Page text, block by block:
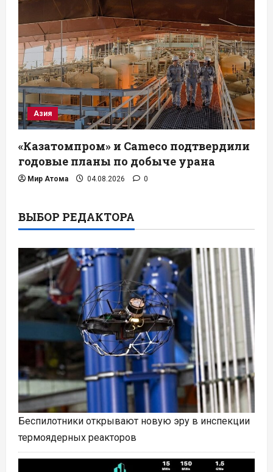
Азия
«Казатомпром» и Cameco подтвердили
годовые планы по добыче урана
Мир Атома 04.08.2026 0
ВЫБОР РЕДАКТОРА
Беспилотники открывают новую эру в инспекции
термоядерных реакторов